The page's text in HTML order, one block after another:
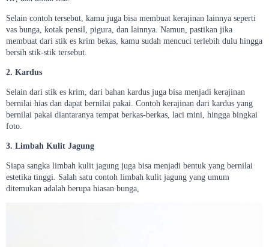
Selain contoh tersebut, kamu juga bisa membuat kerajinan lainnya seperti
vas bunga, kotak pensil, pigura, dan lainnya. Namun, pastikan jika
membuat dari stik es krim bekas, kamu sudah mencuci terlebih dulu hingga
bersih stik-stik tersebut.
2. Kardus
Selain dari stik es krim, dari bahan kardus juga bisa menjadi kerajinan
bernilai hias dan dapat bernilai pakai. Contoh kerajinan dari kardus yang
bernilai pakai diantaranya tempat berkas-berkas, laci mini, hingga bingkai
foto.
3. Limbah Kulit Jagung
Siapa sangka limbah kulit jagung juga bisa menjadi bentuk yang bernilai
estetika tinggi. Salah satu contoh limbah kulit jagung yang umum
ditemukan adalah berupa hiasan bunga,